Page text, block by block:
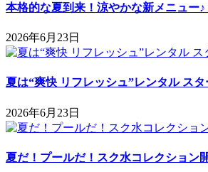
本格的な夏到来！涼やかな新メニュー
2026年6月23日
夏は“爽快 リフレッシュ”レンタル スタ
2026年6月23日
夏だ！プールだ！スク水コレクション